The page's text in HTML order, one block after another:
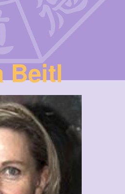
Beitl